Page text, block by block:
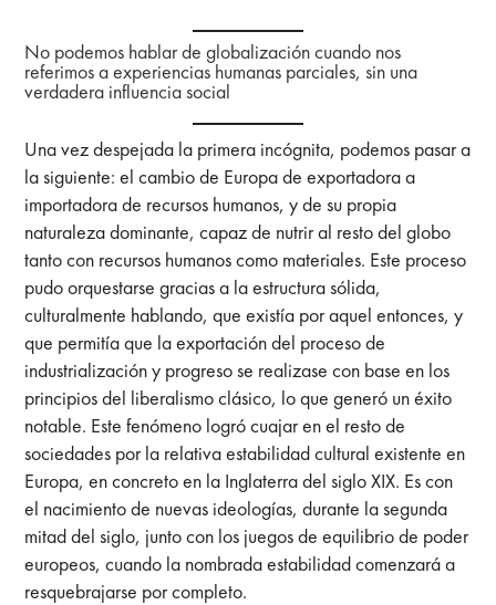
No podemos hablar de globalización cuando nos
referimos a experiencias humanas parciales, sin una
verdadera influencia social
Una vez despejada la primera incógnita, podemos pasar a
la siguiente: el cambio de Europa de exportadora a
importadora de recursos humanos, y de su propia
naturaleza dominante, capaz de nutrir al resto del globo
tanto con recursos humanos como materiales. Este proceso
pudo orquestarse gracias a la estructura sólida,
culturalmente hablando, que existía por aquel entonces, y
que permitía que la exportación del proceso de
industrialización y progreso se realizase con base en los
principios del liberalismo clásico, lo que generó un éxito
notable. Este fenómeno logró cuajar en el resto de
sociedades por la relativa estabilidad cultural existente en
Europa, en concreto en la Inglaterra del siglo XIX. Es con
el nacimiento de nuevas ideologías, durante la segunda
mitad del siglo, junto con los juegos de equilibrio de poder
europeos, cuando la nombrada estabilidad comenzará a
resquebrajarse por completo.